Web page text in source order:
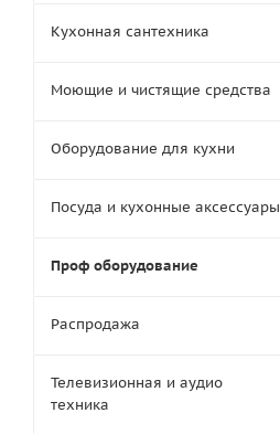
Кухонная сантехника
Моющие и чистящие средства
Оборудование для кухни
Посуда и кухонные аксессуары
Проф оборудование
Распродажа
Телевизионная и аудио
техника